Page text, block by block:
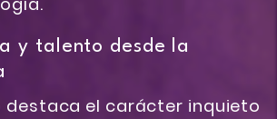
y talento desde la
destaca el carácter inquieto